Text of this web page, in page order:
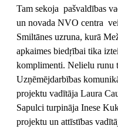
Tam sekoja  pašvaldības
un novada NVO centra
Smiltānes uzruna, kurā
apkaimes biedŗībai tika
komplimenti. Nelielu runu
Uzņēmējdarbības
projektu vadītāja Laura
Sapulci turpināja Inese
projektu un attīstības